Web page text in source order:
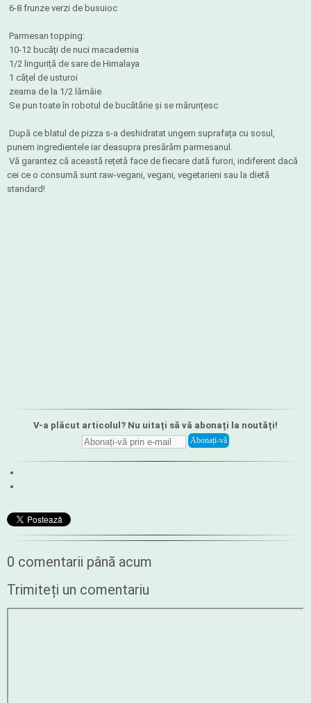
6-8 frunze verzi de busuioc
Parmesan topping:
10-12 bucăți de nuci macademia
1/2 linguriță de sare de Himalaya
1 cățel de usturoi
zeama de la 1/2 lămâie
Se pun toate în robotul de bucătărie și se mărunțesc
După ce blatul de pizza s-a deshidratat ungem suprafața cu sosul,
punem ingredientele iar deasupra presărăm parmesanul.
Vă garantez că această rețetă face de fiecare dată furori, indiferent dacă
cei ce o consumă sunt raw-vegani, vegani, vegetarieni sau la dietă
standard!
V-a plăcut articolul? Nu uitați să vă abonați la noutăți!
0 comentarii până acum
Trimiteți un comentariu